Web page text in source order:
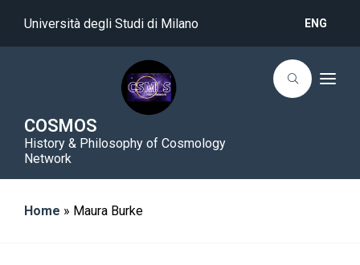
Università degli Studi di Milano ENG
COSMOS
History & Philosophy of Cosmology
Network
T
v
Home » Maura Burke